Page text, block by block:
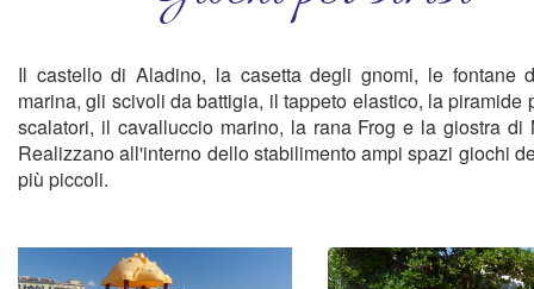
Il castello di Aladino, la casetta degli gnomi, le fontane
marina, gli scivoli da battigia, il tappeto elastico, la piramide
scalatori, il cavalluccio marino, la rana Frog e la giostra di
Realizzano all'interno dello stabilimento ampi spazi giochi
più piccoli.